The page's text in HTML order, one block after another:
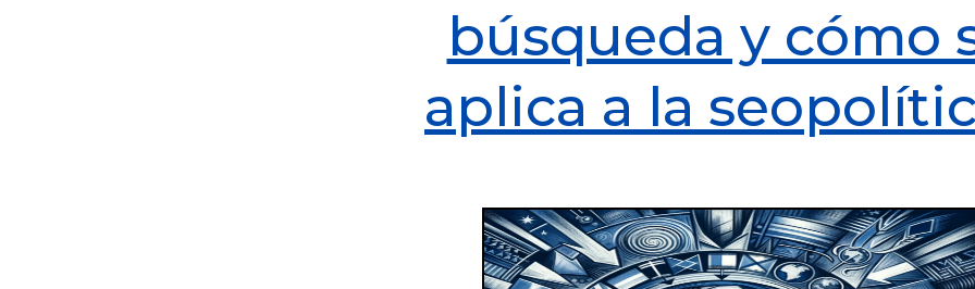
búsqueda y cómo
aplica a la